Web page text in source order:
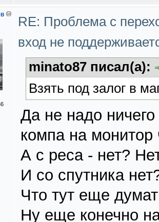
RE: Проблема с
вход не
minato87 писал(а):
Взять под залог в
Да не надо
компа на монитор
А с реса - нет?
И со спутника
Что тут еще
Ну еще конечно